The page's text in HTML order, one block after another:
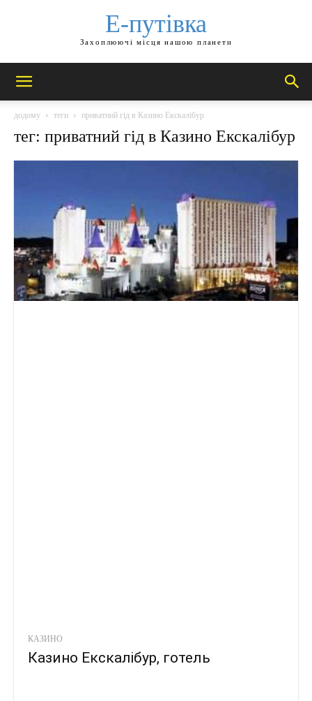
Е-путівка
Захоплюючі місця нашою планети
додому теги приватний гід в Казино Екскалібур
тег: приватний гід в Казино Екскалібур
КАЗИНО
Казино Екскалібур, готель